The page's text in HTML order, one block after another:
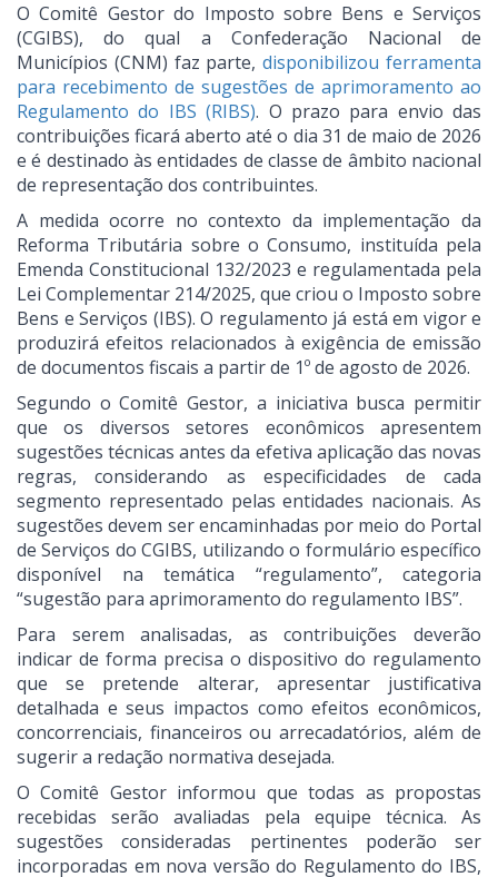
O Comitê Gestor do Imposto sobre Bens e Serviços
(CGIBS), do qual a Confederação Nacional de
Municípios (CNM) faz parte,disponibilizou ferramenta
para recebimento de sugestões de aprimoramento ao
Regulamento do IBS (RIBS). O prazo para envio das
contribuições ficará aberto até o dia 31 de maio de 2026
e é destinado às entidades de classe de âmbito nacional
de representação dos contribuintes.
A medida ocorre no contexto da implementação da
Reforma Tributária sobre o Consumo, instituída pela
Emenda Constitucional 132/2023 e regulamentada pela
Lei Complementar 214/2025, que criou o Imposto sobre
Bens e Serviços (IBS). O regulamento já está em vigor e
produzirá efeitos relacionados à exigência de emissão
de documentos fiscais a partir de 1º de agosto de 2026.
Segundo o Comitê Gestor, a iniciativa busca permitir
que os diversos setores econômicos apresentem
sugestões técnicas antes da efetiva aplicação das novas
regras, considerando as especificidades de cada
segmento representado pelas entidades nacionais. As
sugestões devem ser encaminhadas por meio do Portal
de Serviços do CGIBS, utilizando o formulário específico
disponível na temática “regulamento”, categoria
“sugestão para aprimoramento do regulamento IBS”.
Para serem analisadas, as contribuições deverão
indicar de forma precisa o dispositivo do regulamento
que se pretende alterar, apresentar justificativa
detalhada e seus impactos como efeitos econômicos,
concorrenciais, financeiros ou arrecadatórios, além de
sugerir a redação normativa desejada.
O Comitê Gestor informou que todas as propostas
recebidas serão avaliadas pela equipe técnica. As
sugestões consideradas pertinentes poderão ser
incorporadas em nova versão do Regulamento do IBS,